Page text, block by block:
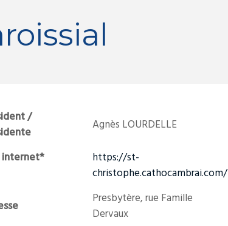
/
Agnès LOURDELLE
internet*
https://st-
christophe.cathocambrai.com/
Presbytère, rue Famille
Dervaux